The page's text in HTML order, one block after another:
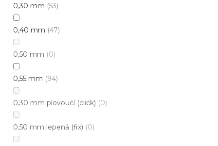
0,30 mm 53
0,40 mm 47
0,50 mm 0
0,55 mm 94
0,30 mm plovoucí (click) 0
0,50 mm lepená (fix) 0
Vinylová podlaha DP 9590 Dub královský hnědý
EIR